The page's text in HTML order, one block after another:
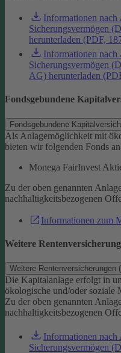
Informationen
Sicherungsvermögen
herunterladen (PDF,
Informationen
Sicherungsvermögen
AG) herunterladen
Fondsgebundene
Fondsgebundene
Als Anlagemöglichkeit mit
bieten wir folgenden Fonds
Monega FairInvest
Zu der oben genannten
nachhaltigkeitsbezogenen
Informationen zum
Weitere
Weitere Rentenversicherungen
Die Kapitalanlage erfolgt in
ökologische und/oder soziale
Zu der oben genannten
nachhaltigkeitsbezogenen
Informationen
Sicherungsvermögen